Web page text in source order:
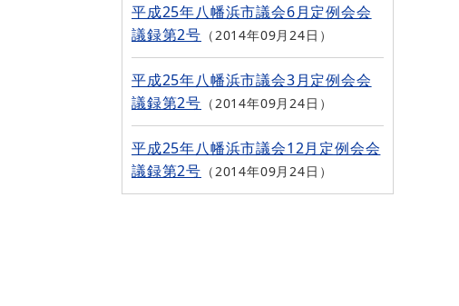
平成25年八幡浜市議会6月定例会会
議録第2号
2014年09月24日
平成25年八幡浜市議会3月定例会会
議録第2号
2014年09月24日
平成25年八幡浜市議会12月定例会会
議録第2号
2014年09月24日